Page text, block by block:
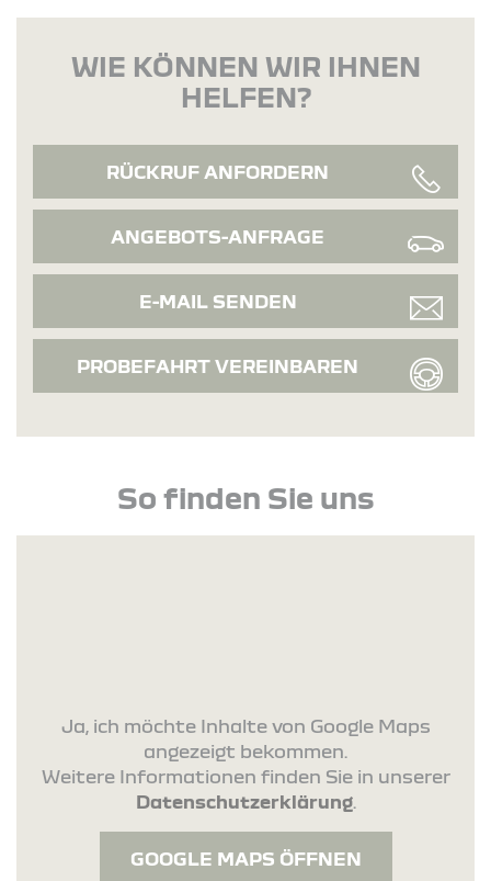
WIE KÖNNEN WIR IHNEN
HELFEN?
RÜCKRUF ANFORDERN
ANGEBOTS-ANFRAGE
E-MAIL SENDEN
PROBEFAHRT VEREINBAREN
So finden Sie uns
Ja, ich möchte Inhalte von Google Maps
angezeigt bekommen.
Weitere Informationen finden Sie in unserer
Datenschutzerklärung.
GOOGLE MAPS ÖFFNEN